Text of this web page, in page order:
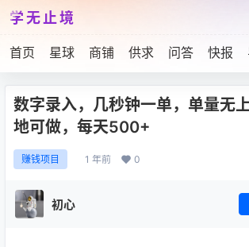
学无止境
首页 星球 商铺 供求 问答 快报
数字录入，几秒钟一单，单量无
地可做，每天500+
赚钱项目 1 年前 0
初心